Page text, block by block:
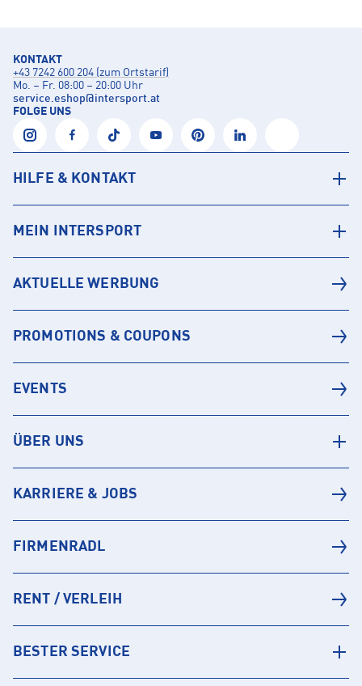
KONTAKT
+43 7242 600 204 (zum Ortstarif)
Mo. – Fr. 08:00 – 20:00 Uhr
service.eshop@intersport.at
FOLGE UNS
HILFE & KONTAKT
MEIN INTERSPORT
AKTUELLE WERBUNG
PROMOTIONS & COUPONS
EVENTS
ÜBER UNS
KARRIERE & JOBS
FIRMENRADL
RENT / VERLEIH
BESTER SERVICE